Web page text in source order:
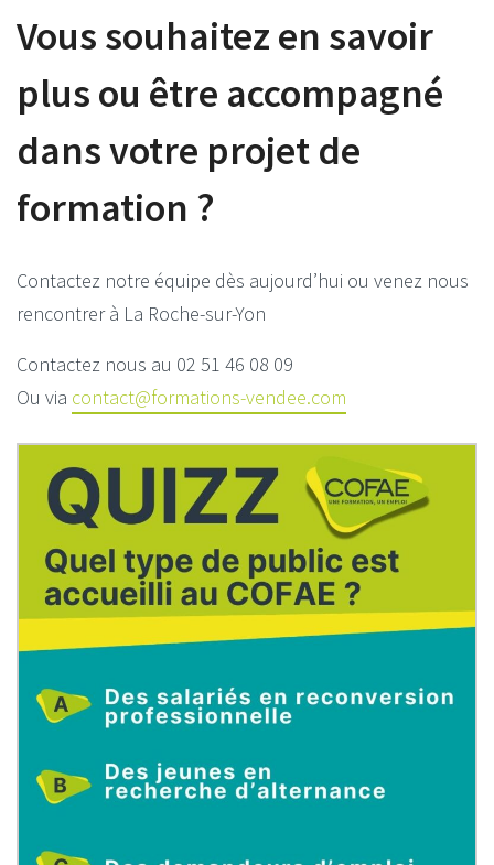
Vous souhaitez en savoir
plus ou être accompagné
dans votre projet de
formation ?
Contactez notre équipe dès aujourd’hui ou venez nous
rencontrer à La Roche-sur-Yon
Contactez nous au 02 51 46 08 09
Ou via contact@formations-vendee.com